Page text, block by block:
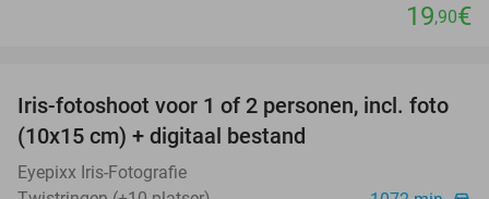
19,90€
59%
Iris-fotoshoot voor 1 of 2 personen, incl. foto
(10x15 cm) + digitaal bestand
Eyepixx Iris-Fotografie